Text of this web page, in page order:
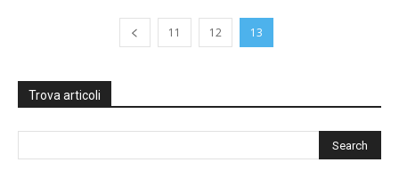
11 12 13
Trova articoli